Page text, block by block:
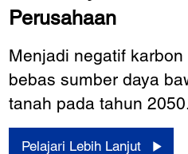
Perusahaan
Menjadi negatif karbon
bebas sumber daya
tanah pada tahun 2050.
Pelajari Lebih Lanjut